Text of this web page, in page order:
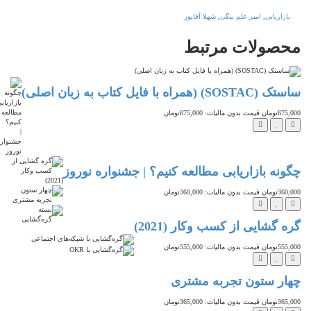
بازاریابی , امیر علم بیگی , شهلا آقاپور
محصولات مرتبط
ساستک (SOSTAC) (همراه با فایل کتاب به زبان اصلی)
675,000تومان قیمت بدون مالیات: 675,000تومان
چگونه بازاریابی مطالعه کنیم؟ | جشنواره نوروز
360,000تومان قیمت بدون مالیات: 360,000تومان
گره گشایی از کسب وکار (2021)
555,000تومان قیمت بدون مالیات: 555,000تومان
چهار ستون تجربه مشتری
365,000تومان قیمت بدون مالیات: 365,000تومان
تخفیف